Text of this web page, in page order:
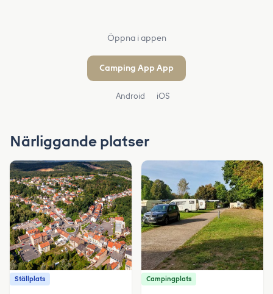
Öppna i appen
Camping App App
Android iOS
Närliggande platser
Ställplats Campingplats